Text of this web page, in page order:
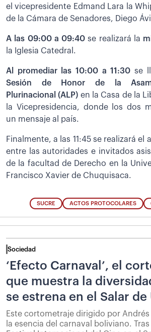
el vicepresidente Edmand Lara la
de la Cámara de Senadores, Diego
A las 09:00 a 09:40 se realizará la
la Iglesia Catedral.
Al promediar las 10:00 a 11:30 se
Sesión de Honor de la
Plurinacional (ALP) en la Casa de la
la Vicepresidencia, donde los dos
un mensaje al país.
Finalmente, a las 11:45 se realizará el
entre las autoridades e invitados
de la facultad de Derecho en la
Francisco Xavier de Chuquisaca.
SUCRE ACTOS PROTOCOLARES
Sociedad
‘Efecto Carnaval’, el
que muestra la
se estrena en el Salar de
Este cortometraje dirigido por
la esencia del carnaval boliviano.